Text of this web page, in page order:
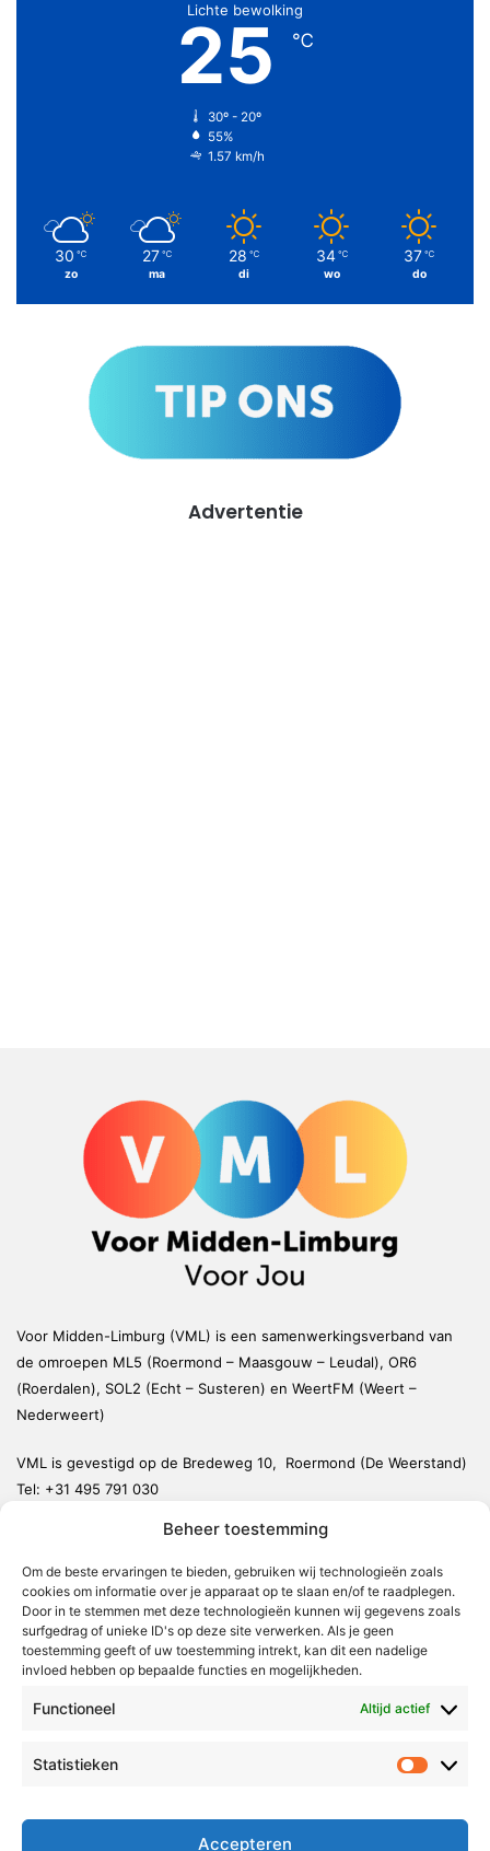
Beheer toestemming
Om de beste ervaringen te bieden, gebruiken wij technologieën zoals
cookies om informatie over je apparaat op te slaan en/of te raadplegen.
Door in te stemmen met deze technologieën kunnen wij gegevens zoals
surfgedrag of unieke ID's op deze site verwerken. Als je geen
toestemming geeft of uw toestemming intrekt, kan dit een nadelige
invloed hebben op bepaalde functies en mogelijkheden.
Functioneel Altijd actief
Statistieken
Accepteren
Lichte bewolking
25 ℃
30º - 20º
55%
1.57 km/h
30 ℃
zo
27 ℃
ma
28 ℃
di
34 ℃
wo
37 ℃
do
Advertentie
Voor Midden-Limburg (VML) is een samenwerkingsverband van
de omroepen ML5 (Roermond – Maasgouw – Leudal), OR6
(Roerdalen), SOL2 (Echt – Susteren) en WeertFM (Weert –
Nederweert)
VML is gevestigd op de Bredeweg 10, Roermond (De Weerstand)
Tel: +31 495 791 030
Weert
Nederweert
Leudal
Maasgouw
Echt-Susteren
Roermond